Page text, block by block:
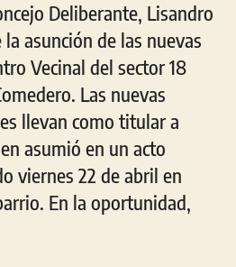
Deliberante, Lisandro
asunción de las nuevas
Vecinal del sector 18
Las nuevas
llevan como titular a
asumió en un acto
viernes 22 de abril en
En la oportunidad,